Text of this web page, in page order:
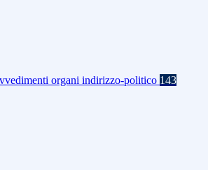
organi indirizzo-politico 143